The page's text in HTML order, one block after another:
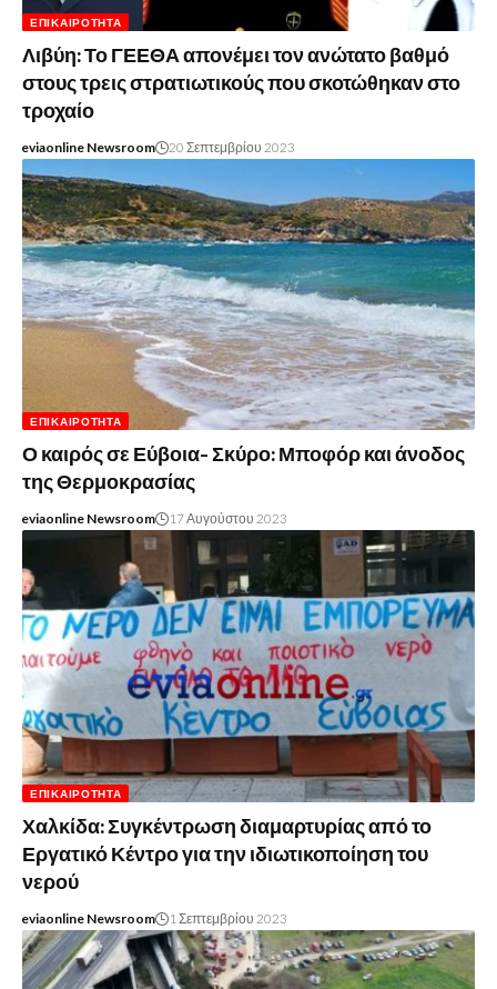
ΕΠΙΚΑΙΡΌΤΗΤΑ
Λιβύη: Το ΓΕΕΘΑ απονέμει τον ανώτατο βαθμό
στους τρεις στρατιωτικούς που σκοτώθηκαν στο
τροχαίο
eviaonline Newsroom 20 Σεπτεμβρίου 2023
ΕΠΙΚΑΙΡΌΤΗΤΑ
Ο καιρός σε Εύβοια- Σκύρο: Μποφόρ και άνοδος
της Θερμοκρασίας
eviaonline Newsroom 17 Αυγούστου 2023
ΕΠΙΚΑΙΡΌΤΗΤΑ
Χαλκίδα: Συγκέντρωση διαμαρτυρίας από το
Εργατικό Κέντρο για την ιδιωτικοποίηση του
νερού
eviaonline Newsroom 1 Σεπτεμβρίου 2023